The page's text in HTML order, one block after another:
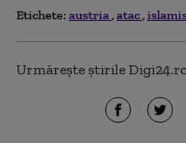
Etichete: austria atac
Urmărește știrile